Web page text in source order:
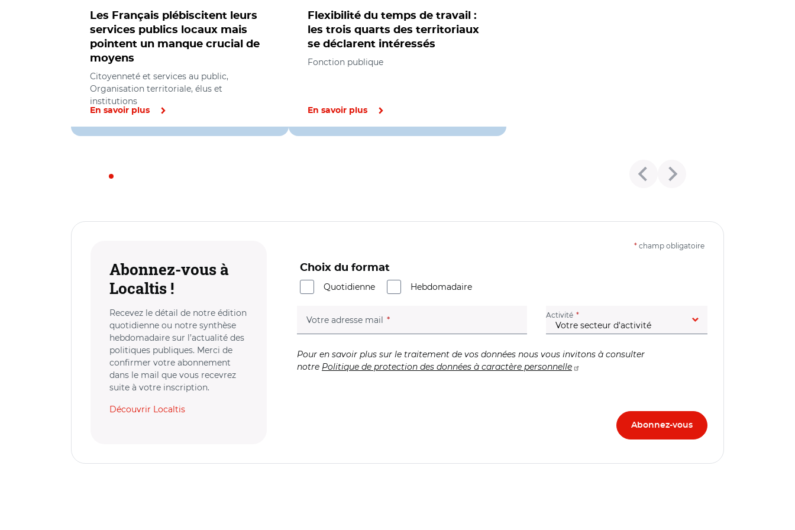
Les Français plébiscitent leurs
services publics locaux mais
pointent un manque crucial de
moyens
Citoyenneté et services au public,
Organisation territoriale, élus et
institutions
En savoir plus
Flexibilité du temps de travail :
les trois quarts des territoriaux
se déclarent intéressés
Fonction publique
En savoir plus
Abonnez-vous à
Localtis !
Recevez le détail de notre édition
quotidienne ou notre synthèse
hebdomadaire sur l’actualité des
politiques publiques. Merci de
confirmer votre abonnement
dans le mail que vous recevrez
suite à votre inscription.
Découvrir Localtis
* champ obligatoire
Choix du format
Quotidienne
Hebdomadaire
Votre adresse mail (champ obligatoire) Activité (champ obligatoire)
Pour en savoir plus sur le traitement de vos données nous vous invitons à consulter
notre Politique de protection des données à caractère personnelle